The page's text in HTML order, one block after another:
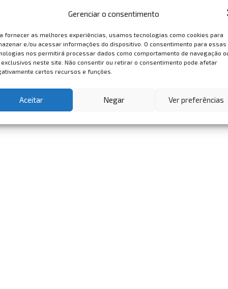
Gerenciar o consentimento
fornecer as melhores experiências, usamos tecnologias como cookies para
e/ou acessar informações do dispositivo. O consentimento para essas
nos permitirá processar dados como comportamento de navegação
exclusivos neste site. Não consentir ou retirar o consentimento pode afetar
certos recursos e funções.
Aceitar Negar Ver preferências